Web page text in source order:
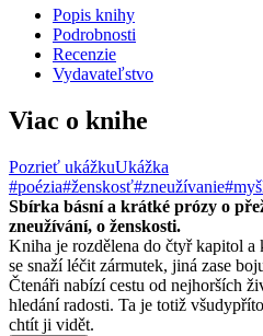
Popis knihy
Podrobnosti
Recenzie
Vydavateľstvo
Viac o knihe
Pozrieť ukážkuUkážka
#poézia#ženskosť#zneužívanie
Sbírka básní a krátké prózy o
zneužívání, o ženskosti.
Kniha je rozdělena do čtyř kapitol a
se snaží léčit zármutek, jiná zase
Čtenáři nabízí cestu od nejhorších
hledání radosti. Ta je totiž
chtít ji vidět.